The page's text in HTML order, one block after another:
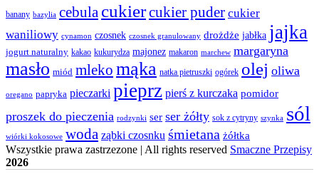
banany bazylia cebula cukiercukier puder cukier
waniliowy cynamon czosnek czosnek granulowany drożdże jabłka jajka
jogurt naturalny kakao kukurydza majonez makaron marchew margaryna
masło miód mleko mąka natka pietruszki ogórek olej oliwa
oregano papryka pieczarki pieprz pierś z kurczaka pomidor
proszek do pieczenia rodzynki ser ser żółty sok z cytryny szynka sól
wiórki kokosowe woda ząbki czosnku śmietana żółtka
Wszystkie prawa zastrzezone | All rights reserved Smaczne Przepisy
2026